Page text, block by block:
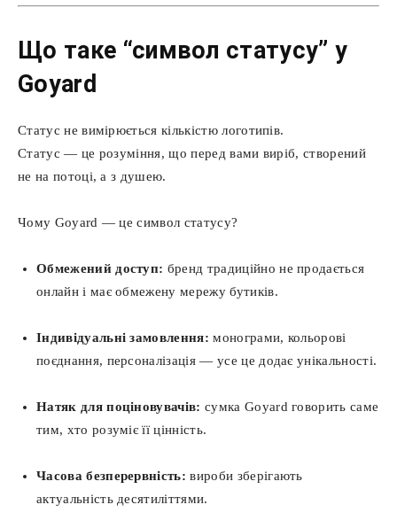
Що таке “символ статусу” у
Goyard
Статус не вимірюється кількістю логотипів.
Статус — це розуміння, що перед вами виріб, створений
не на потоці, а з душею.
Чому Goyard — це символ статусу?
Обмежений доступ: бренд традиційно не продається
онлайн і має обмежену мережу бутиків.
Індивідуальні замовлення: монограми, кольорові
поєднання, персоналізація — усе це додає унікальності.
Натяк для поціновувачів: сумка Goyard говорить саме
тим, хто розуміє її цінність.
Часова безперервність: вироби зберігають
актуальність десятиліттями.